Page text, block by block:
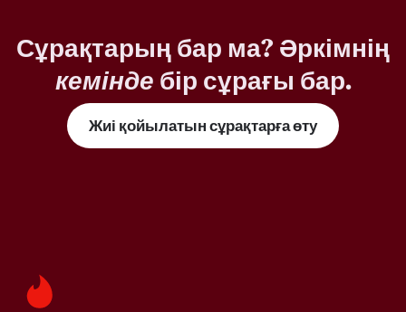
Сұрақтарың бар ма? Әркімнің
кемінде бір сұрағы бар.
Жиі қойылатын сұрақтарға өту